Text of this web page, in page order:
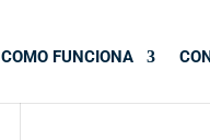
COMO FUNCIONA